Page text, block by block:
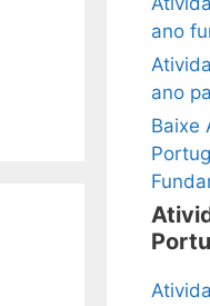
ano
ano
Baixe